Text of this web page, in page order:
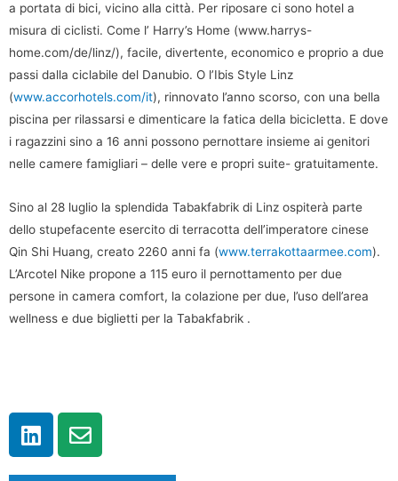
a portata di bici, vicino alla città. Per riposare ci sono hotel a
misura di ciclisti. Come l’ Harry’s Home (www.harrys-
home.com/de/linz/), facile, divertente, economico e proprio a due
passi dalla ciclabile del Danubio. O l’Ibis Style Linz
(www.accorhotels.com/it), rinnovato l’anno scorso, con una bella
piscina per rilassarsi e dimenticare la fatica della bicicletta. E dove
i ragazzini sino a 16 anni possono pernottare insieme ai genitori
nelle camere famigliari – delle vere e propri suite- gratuitamente.
Sino al 28 luglio la splendida Tabakfabrik di Linz ospiterà parte
dello stupefacente esercito di terracotta dell’imperatore cinese
Qin Shi Huang, creato 2260 anni fa (www.terrakottaarmee.com).
L’Arcotel Nike propone a 115 euro il pernottamento per due
persone in camera comfort, la colazione per due, l’uso dell’area
wellness e due biglietti per la Tabakfabrik .